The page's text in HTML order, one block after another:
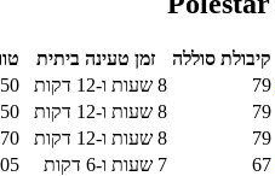
קיבולת סוללה זמן טעינה ביתית
79 8 שעות ו-12 דקות
79 8 שעות ו-12 דקות
79 8 שעות ו-12 דקות
67 7 שעות ו-6 דקות